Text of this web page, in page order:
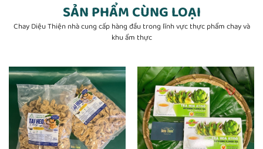
SẢN PHẨM CÙNG LOẠI
Chay Diệu Thiện nhà cung cấp hàng đầu trong lĩnh vực thực phẩm chay và
khu ẩm thực